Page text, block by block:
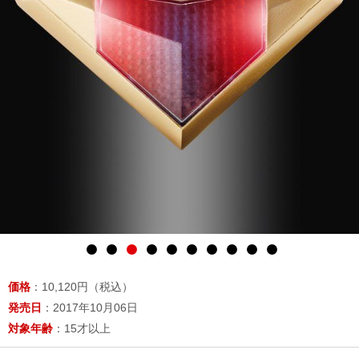
価格 ：10,120円（税込）
発売日 ：2017年10月06日
対象年齢 ：15才以上